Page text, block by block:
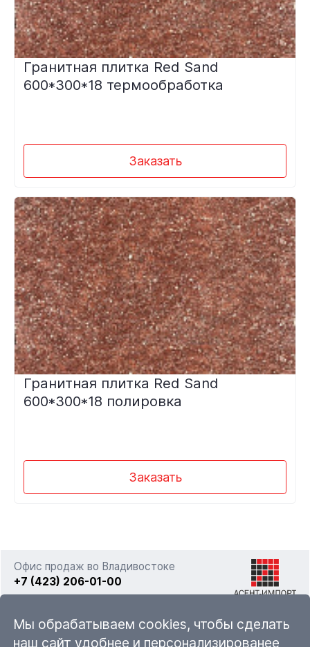
Гранитная плитка Red Sand
600*300*18 термообработка
Заказать
Гранитная плитка Red Sand
600*300*18 полировка
Заказать
Офис продаж во Владивостоке
+7 (423) 206-01-00
Мы обрабатываем cookies, чтобы сделать
наш сайт удобнее и персонализированее